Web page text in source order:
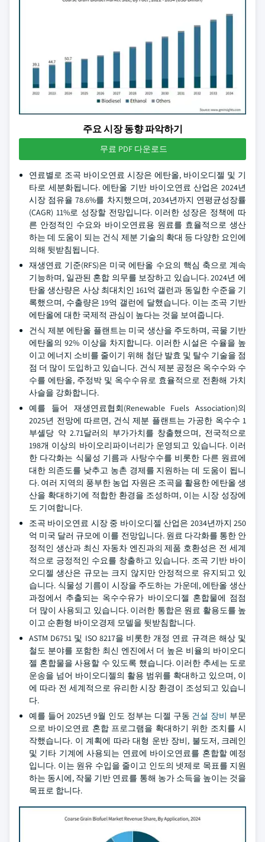
주요 시장 동향 파악하기
무료 PDF 다운로드
연료별로 조곡 바이오연료 시장은 에탄올, 바이오디젤 및 기
타로 세분화됩니다. 에탄올 기반 바이오연료 산업은 2024년
시장 점유율 78.6%를 차지했으며, 2034년까지 연평균성장률
(CAGR) 11%로 성장할 전망입니다. 이러한 성장은 정책에 따
른 안정적인 수요와 바이오연료용 원료를 효율적으로 생산
하는 데 도움이 되는 건식 제분 기술의 확대 등 다양한 요인에
의해 뒷받침됩니다.
재생연료 기준(RFS)은 미국 에탄올 수요의 핵심 축으로 계속
기능하며, 일관된 혼합 의무를 보장하고 있습니다. 2024년 에
탄올 생산량은 사상 최대치인 161억 갤런과 동일한 수준을 기
록했으며, 수출량은 19억 갤런에 달했습니다. 이는 조곡 기반
에탄올에 대한 국제적 관심이 높다는 것을 보여줍니다.
건식 제분 에탄올 플랜트는 미국 생산을 주도하며, 곡물 기반
에탄올의 92% 이상을 차지합니다. 이러한 시설은 수율을 높
이고 에너지 소비를 줄이기 위해 첨단 발효 및 탈수 기술을 점
점 더 많이 도입하고 있습니다. 건식 제분 공정은 옥수수와 수
수를 에탄올, 주정박 및 옥수수유로 효율적으로 전환해 가치
사슬을 강화합니다.
예를 들어 재생연료협회(Renewable Fuels Association)의
2025년 전망에 따르면, 건식 제분 플랜트는 가공한 옥수수 1
부셸당 약 2.71달러의 부가가치를 창출했으며, 전국적으로
198개 이상의 바이오리파이너리가 운영되고 있습니다. 이러
한 다각화는 식물성 기름과 사탕수수를 비롯한 다른 원료에
대한 의존도를 낮추고 농촌 경제를 지원하는 데 도움이 됩니
다. 여러 지역의 풍부한 농업 자원은 조곡을 활용한 에탄올 생
산을 확대하기에 적합한 환경을 조성하며, 이는 시장 성장에
도 기여합니다.
조곡 바이오연료 시장 중 바이오디젤 산업은 2034년까지 250
억 미국 달러 규모에 이를 전망입니다. 원료 다각화를 통한 안
정적인 생산과 최신 자동차 엔진과의 제품 호환성은 전 세계
적으로 긍정적인 수요를 창출하고 있습니다. 조곡 기반 바이
오디젤 생산은 규모는 크지 않지만 안정적으로 유지되고 있
습니다. 식물성 기름이 시장을 주도하는 가운데, 에탄올 생산
과정에서 추출되는 옥수수유가 바이오디젤 혼합물에 점점
더 많이 사용되고 있습니다. 이러한 통합은 원료 활용도를 높
이고 순환형 바이오경제 모델을 뒷받침합니다.
ASTM D6751 및 ISO 8217을 비롯한 개정 연료 규격은 해상 및
철도 분야를 포함한 최신 엔진에서 더 높은 비율의 바이오디
젤 혼합물을 사용할 수 있도록 했습니다. 이러한 추세는 도로
운송을 넘어 바이오디젤의 활용 범위를 확대하고 있으며, 이
에 따라 전 세계적으로 유리한 시장 환경이 조성되고 있습니
다.
예를 들어 2025년 9월 인도 정부는 디젤 구동 건설 장비 부문
으로 바이오연료 혼합 프로그램을 확대하기 위한 조치를 시
작했습니다. 이 계획에 따라 대형 운반 장비, 불도저, 크레인
및 기타 기계에 사용되는 연료에 바이오연료를 혼합할 예정
입니다. 이는 원유 수입을 줄이고 인도의 넷제로 목표를 지원
하는 동시에, 작물 기반 연료를 통해 농가 소득을 높이는 것을
목표로 합니다.